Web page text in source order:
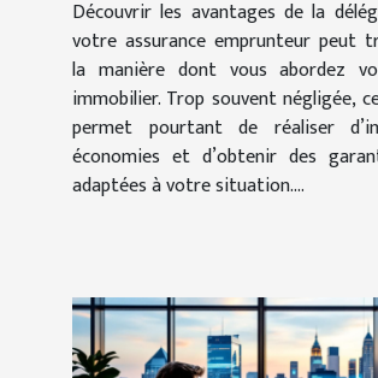
Découvrir les avantages de la
votre assurance emprunteur peut
la manière dont vous abordez
immobilier. Trop souvent négligée,
permet pourtant de réaliser
économies et d’obtenir des
adaptées à votre situation....